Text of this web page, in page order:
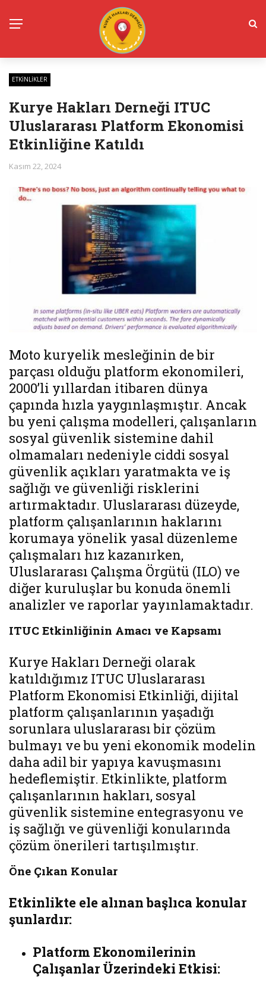
ETKINLIKLER
Kurye Hakları Derneği ITUC
Uluslararası Platform Ekonomisi
Etkinliğine Katıldı
Kasım 22, 2024
Moto kuryelik mesleğinin de bir
parçası olduğu platform ekonomileri,
2000’li yıllardan itibaren dünya
çapında hızla yaygınlaşmıştır. Ancak
bu yeni çalışma modelleri, çalışanların
sosyal güvenlik sistemine dahil
olmamaları nedeniyle ciddi sosyal
güvenlik açıkları yaratmakta ve iş
sağlığı ve güvenliği risklerini
artırmaktadır. Uluslararası düzeyde,
platform çalışanlarının haklarını
korumaya yönelik yasal düzenleme
çalışmaları hız kazanırken,
Uluslararası Çalışma Örgütü (ILO) ve
diğer kuruluşlar bu konuda önemli
analizler ve raporlar yayınlamaktadır.
ITUC Etkinliğinin Amacı ve Kapsamı
Kurye Hakları Derneği olarak
katıldığımız ITUC Uluslararası
Platform Ekonomisi Etkinliği, dijital
platform çalışanlarının yaşadığı
sorunlara uluslararası bir çözüm
bulmayı ve bu yeni ekonomik modelin
daha adil bir yapıya kavuşmasını
hedeflemiştir. Etkinlikte, platform
çalışanlarının hakları, sosyal
güvenlik sistemine entegrasyonu ve
iş sağlığı ve güvenliği konularında
çözüm önerileri tartışılmıştır.
Öne Çıkan Konular
Etkinlikte ele alınan başlıca konular
şunlardır:
Platform Ekonomilerinin
Çalışanlar Üzerindeki Etkisi: